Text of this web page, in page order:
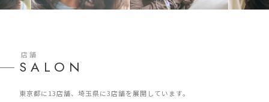
SALON
店舗
東京都に13店舗、埼玉県に3店舗を展開しています。